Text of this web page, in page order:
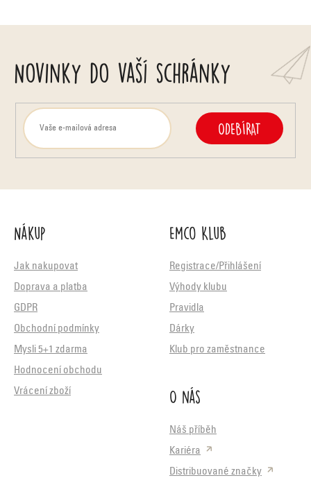
Novinky do vaší schránky
ODEBÍRAT
Nákup
Jak nakupovat
Doprava a platba
GDPR
Obchodní podmínky
Mysli 5+1 zdarma
Hodnocení obchodu
Vrácení zboží
Emco Klub
Registrace/Přihlášení
Výhody klubu
Pravidla
Dárky
Klub pro zaměstnance
O nás
Náš příběh
Kariéra
Distribuované značky